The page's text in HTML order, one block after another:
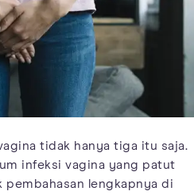
tidak hanya tiga itu saja.
infeksi vagina yang patut
pembahasan lengkapnya di